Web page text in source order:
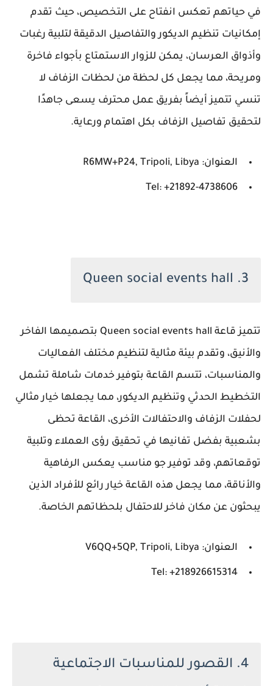
في حياتهم تعكس انفتاح على التخصيص، حيث تقدم
إمكانيات تنظيم الديكور والتفاصيل الدقيقة لتلبية رغبات
وأذواق العرسان، يمكن للزوار الاستمتاع بأجواء فاخرة
ومريحة، مما يجعل كل لحظة من لحظات الزفاف لا
تنسي تتميز أيضاً بفريق عمل محترف يسعى جاهدًا
لتحقيق تفاصيل الزفاف بكل اهتمام ورعاية.
العنوان: R6MW+P24, Tripoli, Libya
Tel: +21892-4738606
3. Queen social events hall
تتميز قاعة Queen social events hall بتصميمها الفاخر
والأنيق، وتقدم بيئة مثالية لتنظيم مختلف الفعاليات
والمناسبات، تتسم القاعة بتوفير خدمات شاملة تشمل
التخطيط الحدثي وتنظيم الديكور، مما يجعلها خيار مثالي
لحفلات الزفاف والاحتفالات الأخرى، القاعة تحظى
بشعبية بفضل تفانيها في تحقيق رؤى العملاء وتلبية
توقعاتهم، وقد توفير جو مناسب يعكس الرفاهية
والأناقة، مما يجعل هذه القاعة خيار رائع للأفراد الذين
يبحثون عن مكان فاخر للاحتفال بلحظاتهم الخاصة.
العنوان: V6QQ+5QP, Tripoli, Libya
Tel: +218926615314
4. القصور للمناسبات الاجتماعية